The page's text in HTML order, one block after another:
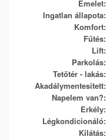
Emelet:
Ingatlan állapota:
Komfort:
Fűtés:
Lift:
Parkolás:
Tetőtér - lakás:
Akadálymentesített:
Napelem van?:
Erkély:
Légkondicionáló:
Kilátás: